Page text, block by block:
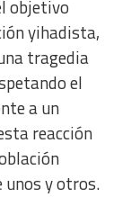
objetivo
yihadista,
tragedia
el
a un
reacción
unos y otros.